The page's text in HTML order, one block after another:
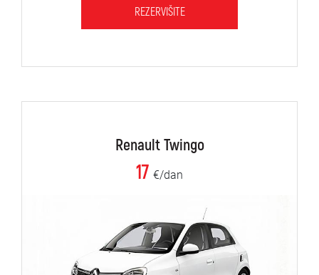
REZERVIŠITE
Renault Twingo
17 €/dan